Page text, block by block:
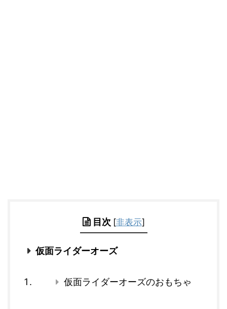
目次 [非表示]
仮面ライダーオーズ
仮面ライダーオーズのおもちゃ